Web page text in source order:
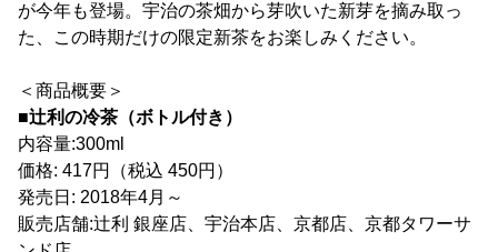
が今年も登場。宇治の茶畑から芽吹いた新芽を摘み取っ
た、この時期だけの限定新茶をお楽しみください。
＜商品概要＞
■辻利の冷茶（ボトル付き）
内容量:300ml
価格: 417円（税込 450円）
発売日: 2018年4月～
販売店舗:辻利 銀座店、宇治本店、京都店、京都タワーサ